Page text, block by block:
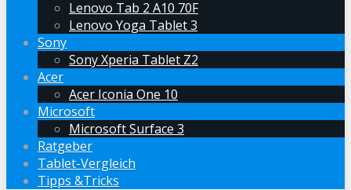
Lenovo Tab 2 A10 70F
Lenovo Yoga Tablet 3
Sony
Sony Xperia Tablet Z2
Acer
Acer Iconia One 10
Microsoft
Microsoft Surface 3
Ratgeber
Tablet-Vergleich
Tipps &Tricks